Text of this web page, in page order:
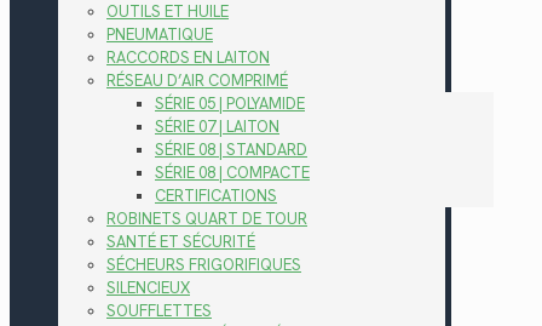
OUTILS ET HUILE
PNEUMATIQUE
RACCORDS EN LAITON
RÉSEAU D’AIR COMPRIMÉ
SÉRIE 05 | POLYAMIDE
SÉRIE 07 | LAITON
SÉRIE 08 | STANDARD
SÉRIE 08 | COMPACTE
CERTIFICATIONS
ROBINETS QUART DE TOUR
SANTÉ ET SÉCURITÉ
SÉCHEURS FRIGORIFIQUES
SILENCIEUX
SOUFFLETTES